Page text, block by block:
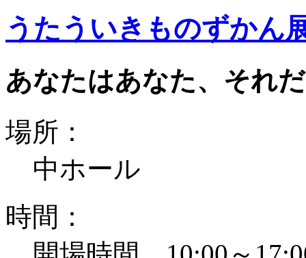
うたういきものずかん
あなたはあなた、それ
場所：
中ホール
時間：